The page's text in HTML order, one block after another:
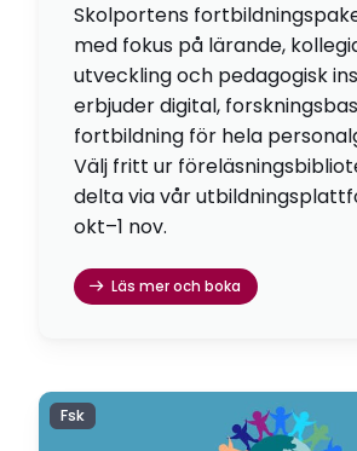
Skolportens
med fokus på lärande,
utveckling och pedagogisk
erbjuder digital,
fortbildning för hela
Välj fritt ur
delta via vår
okt–1 nov.
Läs mer och boka
Fsk